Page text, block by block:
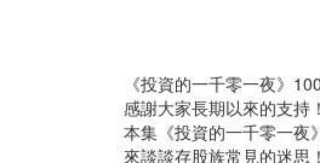
《投資的一千零一夜》
感謝大家長期以來的支持！
本集《投資的一千零一夜
來談談存股族常見的迷思！